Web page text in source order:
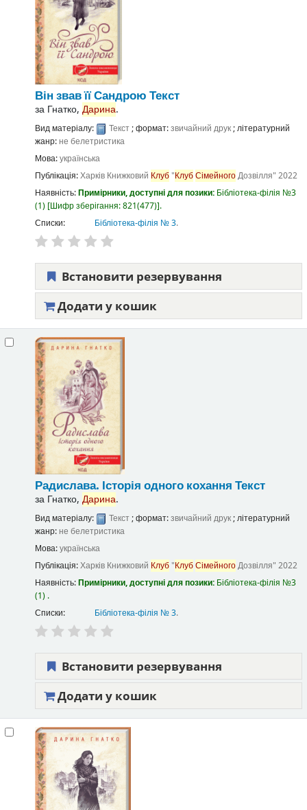
Він звав її Сандрою Текст
за Гнатко, Дарина.
Вид матеріалу: Текст; формат:звичайний друк; літературний
жанр:не белетристика
Мова:українська
Публікація:Харків Книжковий Клуб"КлубСімейногоДозвілля" 2022
Наявність:Примірники, доступні для позики: Бібліотека-філія №3
(1) Шифр зберігання:821(477) .
Списки:
Бібліотека-філія № 3.
Встановити резервування
Додати у кошик
Радислава. Історія одного кохання Текст
за Гнатко, Дарина.
Вид матеріалу: Текст; формат:звичайний друк; літературний
жанр: не белетристика
Мова:українська
Публікація:Харків Книжковий Клуб"КлубСімейногоДозвілля" 2022
Наявність:Примірники, доступні для позики: Бібліотека-філія №3
(1) .
Списки:
Бібліотека-філія № 3.
Встановити резервування
Додати у кошик